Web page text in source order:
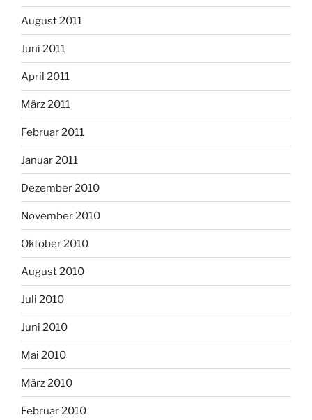
August 2011
Juni 2011
April 2011
März 2011
Februar 2011
Januar 2011
Dezember 2010
November 2010
Oktober 2010
August 2010
Juli 2010
Juni 2010
Mai 2010
März 2010
Februar 2010